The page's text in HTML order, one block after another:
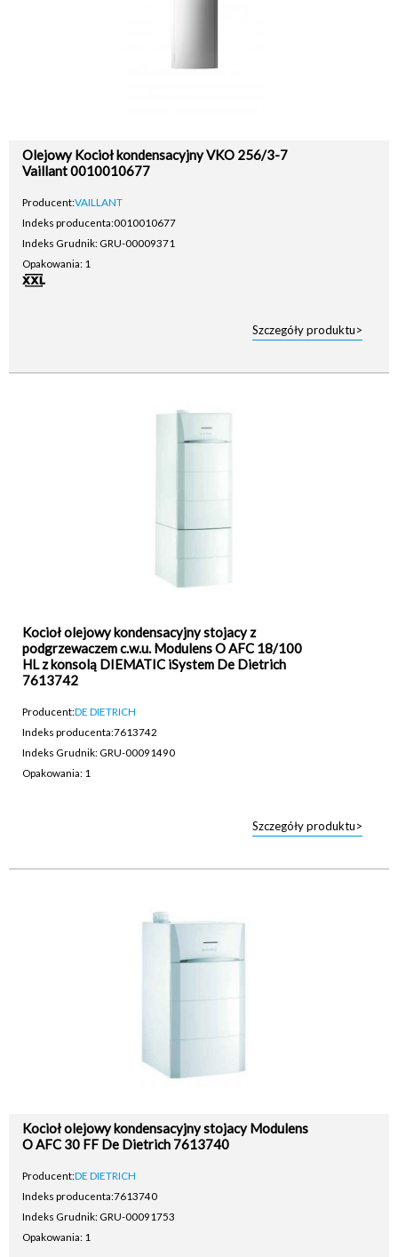
Olejowy Kocioł kondensacyjny VKO 256/3-7
Vaillant 0010010677
Producent:VAILLANT
Indeks producenta:0010010677
Indeks Grudnik: GRU-00009371
Opakowania: 1
Szczegóły produktu>
Kocioł olejowy kondensacyjny stojacy z
podgrzewaczem c.w.u. Modulens O AFC 18/100
HL z konsolą DIEMATIC iSystem De Dietrich
7613742
Producent:DE DIETRICH
Indeks producenta:7613742
Indeks Grudnik: GRU-00091490
Opakowania: 1
Szczegóły produktu>
Kocioł olejowy kondensacyjny stojacy Modulens
O AFC 30 FF De Dietrich 7613740
Producent:DE DIETRICH
Indeks producenta:7613740
Indeks Grudnik: GRU-00091753
Opakowania: 1